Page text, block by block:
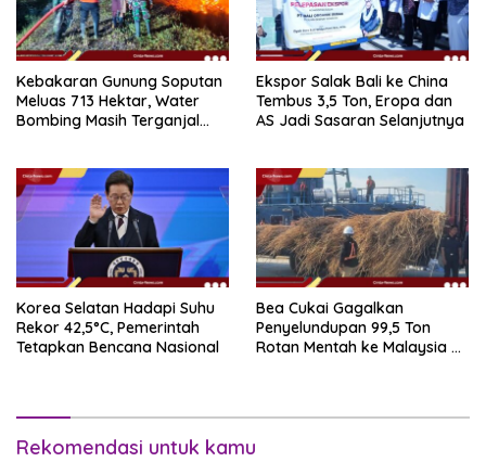
Kebakaran Gunung Soputan
Meluas 713 Hektar, Water
Bombing Masih Terganjal
Ekspor Salak Bali ke China
Tembus 3,5 Ton, Eropa dan
AS Jadi Sasaran Selanjutnya
Korea Selatan Hadapi Suhu
Rekor 42,5°C, Pemerintah
Tetapkan Bencana Nasional
Bea Cukai Gagalkan
Penyelundupan 99,5 Ton
Rotan Mentah ke Malaysia di
Rekomendasi untuk kamu